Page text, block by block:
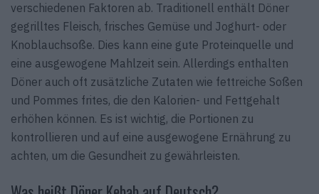
verschiedenen Faktoren ab. Traditionell enthält Döner
gegrilltes Fleisch, frisches Gemüse und Joghurt- oder
Knoblauchsoße. Dies kann eine gute Proteinquelle und
eine ausgewogene Mahlzeit sein. Allerdings enthalten
Döner auch oft zusätzliche Zutaten wie fettreiche Soßen
und Pommes frites, die den Kalorien- und Fettgehalt
erhöhen können. Es ist wichtig, die Portionen zu
kontrollieren und auf eine ausgewogene Ernährung zu
achten, um die Gesundheit zu gewährleisten.